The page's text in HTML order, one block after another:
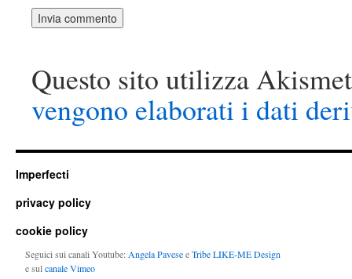
Questo sito utilizza
vengono elaborati i dati
Imperfecti
privacy policy
cookie policy
Seguici sui canali Youtube: Angela PaveseeTribe LIKE-ME Design
e sulcanale Vimeo